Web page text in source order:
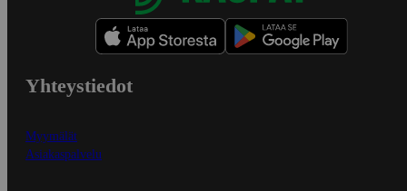
Yhteystiedot
Myymälät
Asiakaspalvelu